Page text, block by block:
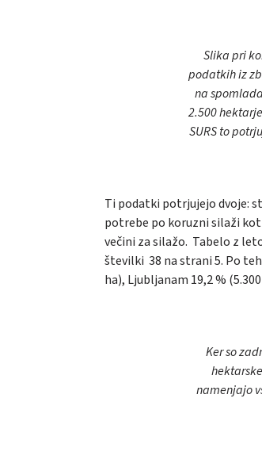
Slika pri
podatkih iz
na
2.500
SURS to
Ti podatki potrjujejo dvoje:
potrebe po koruzni silaži
večini za silažo. Tabelo z
številki 38 na strani 5. Po
ha), Ljubljanam 19,2 %
Ker so
namenjajo